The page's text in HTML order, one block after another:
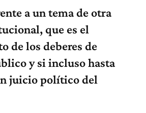
a un tema de otra
que es el
de los deberes de
y si incluso hasta
juicio político del